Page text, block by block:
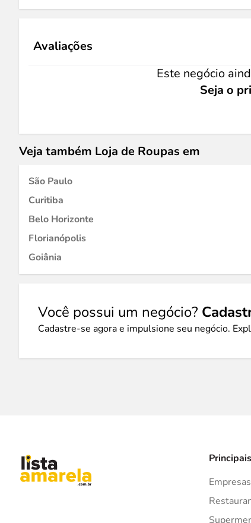
Avaliações
Este negócio
Seja o
Veja também Loja de Roupas em
São Paulo
Curitiba
Belo Horizonte
Florianópolis
Goiânia
Você possui um negócio?
Cadastre-se agora e impulsione seu negócio.